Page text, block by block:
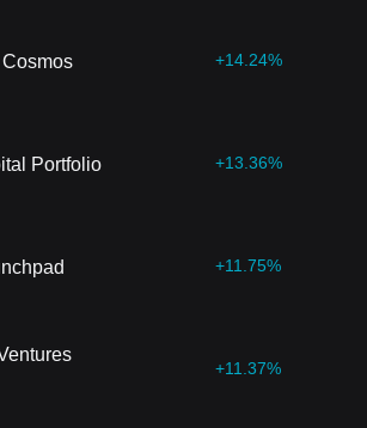
+14.24%
Portfolio +13.36%
+11.75%
+11.37%